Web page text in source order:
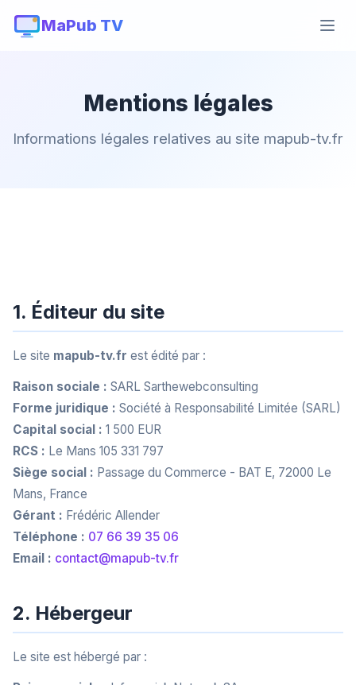
MaPub TV
Mentions légales
Informations légales relatives au site mapub-tv.fr
1. Éditeur du site
Le site mapub-tv.fr est édité par :
Raison sociale : SARL Sarthewebconsulting
Forme juridique : Société à Responsabilité Limitée (SARL)
Capital social : 1 500 EUR
RCS : Le Mans 105 331 797
Siège social : Passage du Commerce - BAT E, 72000 Le
Mans, France
Gérant : Frédéric Allender
Téléphone : 07 66 39 35 06
Email : contact@mapub-tv.fr
2. Hébergeur
Le site est hébergé par :